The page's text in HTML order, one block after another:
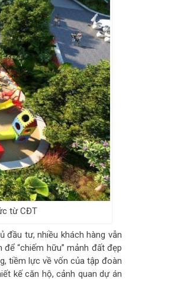
từ CĐT
tư, nhiều khách hàng vẫn
“chiếm hữu” mảnh đất đẹp
tiềm lực về vốn của tập đoàn
kế căn hộ, cảnh quan dự án